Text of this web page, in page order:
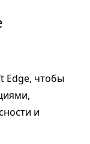
Edge, чтобы
и